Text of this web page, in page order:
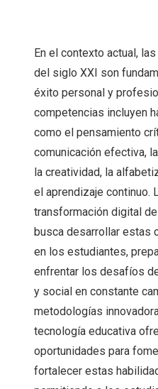
En el contexto actual,
del siglo XXI son
éxito personal y
competencias incluyen
como el pensamiento
comunicación efectiva,
la creatividad, la
el aprendizaje continuo.
transformación digital
busca desarrollar estas
en los estudiantes,
enfrentar los desafíos
y social en constante
metodologías
tecnología educativa
oportunidades para
fortalecer estas